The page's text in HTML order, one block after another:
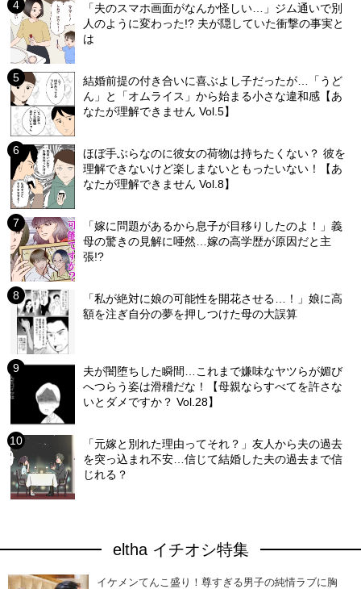
「夫のスマホ画面がなんか怪しい…」ジム通いで別
人のように変わった!? 夫が隠していた衝撃の事実と
は
結婚前提の付き合いに喜ぶよし子だったが…「うど
ん」と「オムライス」から始まる小さな違和感【あ
なたが理解できません Vol.5】
ほぼ手ぶらなのに彼女の荷物は持ちたくない？ 彼を
理解できないけど楽しまないともったいない！【あ
なたが理解できません Vol.8】
「嫁に問題があるから息子が目移りしたのよ！」義
母の驚きの見解に唖然…嫁の高学歴が原因だと主
張!?
「私が絶対に娘の可能性を開花させる…！」娘に高
額を注ぎ自分の夢を押しつけた母の大誤算
夫が闇堕ちした瞬間…これまで嫌味なヤツらが媚び
へつらう姿は滑稽だな！【母親ならすべてを許さな
いとダメですか？ Vol.28】
「元嫁と別れた理由ってそれ？」友人から夫の過去
を突っ込まれ不安…信じて結婚した夫の過去まで信
じれる？
eltha イチオシ特集
イケメンてんこ盛り！尊すぎる男子の純情ラブに胸